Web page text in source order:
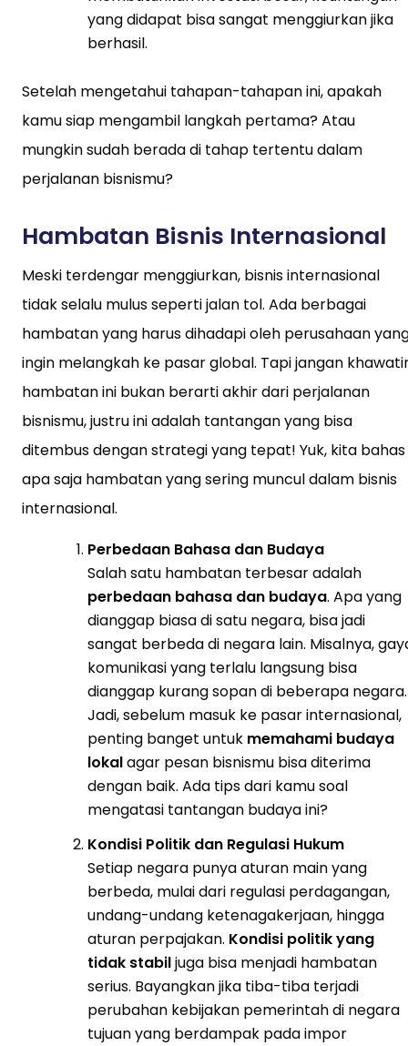
yang didapat bisa sangat menggiurkan jika
berhasil.
Setelah mengetahui tahapan-tahapan ini, apakah
kamu siap mengambil langkah pertama? Atau
mungkin sudah berada di tahap tertentu dalam
perjalanan bisnismu?
Hambatan Bisnis Internasional
Meski terdengar menggiurkan, bisnis internasional
tidak selalu mulus seperti jalan tol. Ada berbagai
hambatan yang harus dihadapi oleh perusahaan
ingin melangkah ke pasar global. Tapi jangan
hambatan ini bukan berarti akhir dari perjalanan
bisnismu, justru ini adalah tantangan yang bisa
ditembus dengan strategi yang tepat! Yuk, kita bahas
apa saja hambatan yang sering muncul dalam bisnis
internasional.
Perbedaan Bahasa dan Budaya
Salah satu hambatan terbesar adalah
perbedaan bahasa dan budaya. Apa yang
dianggap biasa di satu negara, bisa jadi
sangat berbeda di negara lain. Misalnya,
komunikasi yang terlalu langsung bisa
dianggap kurang sopan di beberapa negara.
Jadi, sebelum masuk ke pasar internasional,
penting banget untuk memahami budaya
lokalagar pesan bisnismu bisa diterima
dengan baik. Ada tips dari kamu soal
mengatasi tantangan budaya ini?
Kondisi Politik dan Regulasi Hukum
Setiap negara punya aturan main yang
berbeda, mulai dari regulasi perdagangan,
undang-undang ketenagakerjaan, hingga
aturan perpajakan. Kondisi politik yang
tidak stabiljuga bisa menjadi hambatan
serius. Bayangkan jika tiba-tiba terjadi
perubahan kebijakan pemerintah di negara
tujuan yang berdampak pada impor